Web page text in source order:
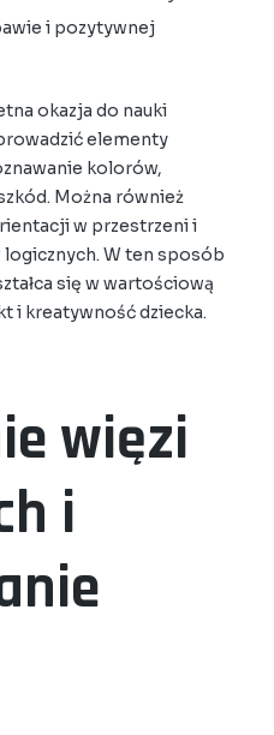
i pozytywnej
okazja do nauki
elementy
kolorów,
Można również
w przestrzeni i
W ten sposób
się w wartościową
i kreatywność dziecka.
więzi
i